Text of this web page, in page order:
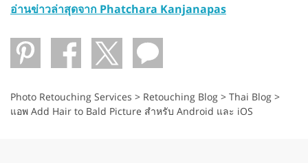
อ่านข่าวล่าสุดจาก Phatchara Kanjanapas
Photo Retouching Services > Retouching Blog > Thai Blog >
แอพ Add Hair to Bald Picture สำหรับ Android และ iOS